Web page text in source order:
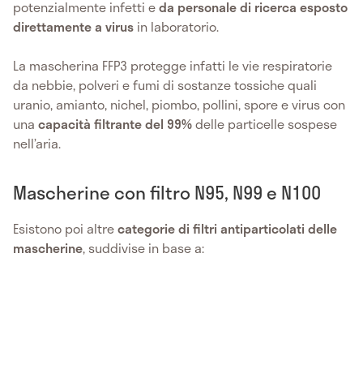
potenzialmente infetti eda personale di ricerca esposto
direttamente a virus in laboratorio.
La mascherina FFP3 protegge infatti le vie respiratorie
da nebbie, polveri e fumi di sostanze tossiche quali
uranio, amianto, nichel, piombo, pollini, spore e virus con
una capacità filtrante del 99%delle particelle sospese
nell’aria.
Mascherine con filtro N95, N99 e N100
Esistono poi altrecategorie di filtri antiparticolati delle
mascherine, suddivise in base a: